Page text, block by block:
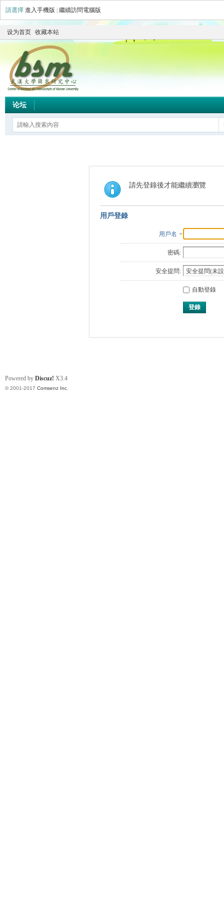
請選擇 進入手機版 繼續訪問電腦版
设为首页 收藏本站
论坛
請先登錄後才能繼續瀏覽
用戶登錄
用戶名
密碼:
安全提問:
自動登錄
登錄
Powered by Discuz! X3.4
© 2001-2017 Comsenz Inc.